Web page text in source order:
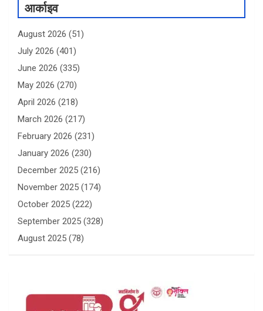
आर्काइव
August 2026 (51)
July 2026 (401)
June 2026 (335)
May 2026 (270)
April 2026 (218)
March 2026 (217)
February 2026 (231)
January 2026 (230)
December 2025 (216)
November 2025 (174)
October 2025 (222)
September 2025 (328)
August 2025 (78)